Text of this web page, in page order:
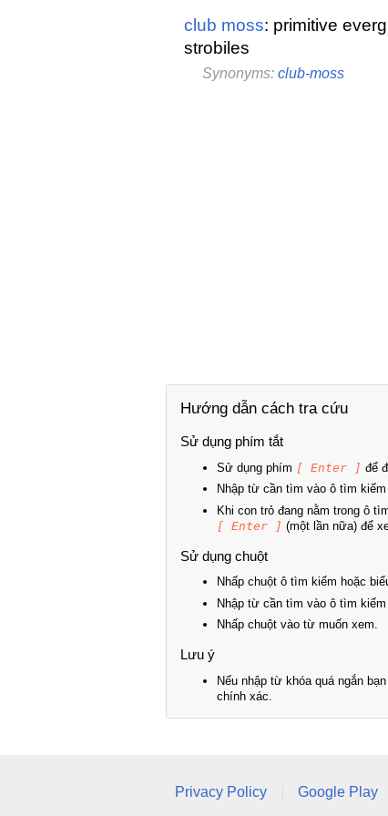
club moss: primitive
strobiles
Synonyms: club-moss
Hướng dẫn cách tra cứu
Sử dụng phím tắt
Sử dụng phím [ Enter ] để
Nhập từ cần tìm vào ô tìm
Khi con trỏ đang nằm trong ô
[ Enter ] (một lần nữa) để
Sử dụng chuột
Nhấp chuột ô tìm kiếm hoặc
Nhập từ cần tìm vào ô tìm
Nhấp chuột vào từ muốn xem.
Lưu ý
Nếu nhập từ khóa quá ngắn
chính xác.
Privacy Policy Google Play